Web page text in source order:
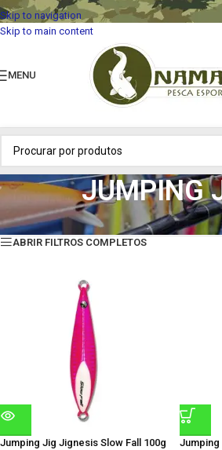
Skip to navigation
Skip to main content
MENU
JUMPING
Início»ISCAS ARTIFICIAIS JUMPING JIGS
ABRIR FILTROS COMPLETOS
Jumping Jig Jignesis Slow Fall 100g
Jumping